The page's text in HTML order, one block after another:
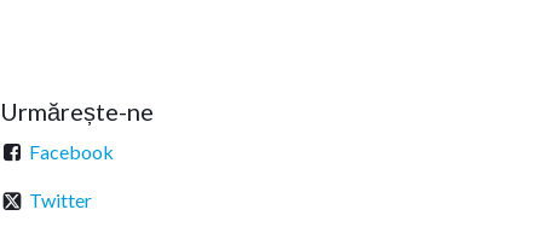
Urmărește-ne
Facebook
Twitter